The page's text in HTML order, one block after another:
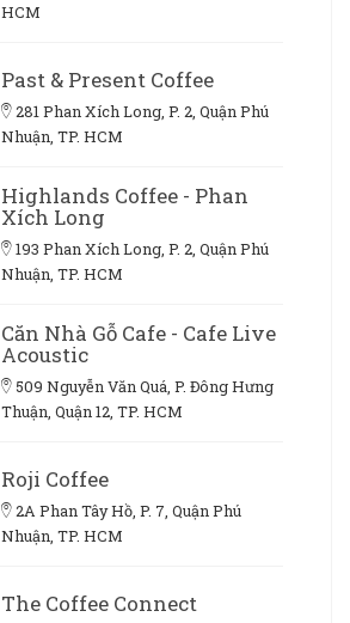
HCM
Past & Present Coffee
281 Phan Xích Long, P. 2, Quận Phú
Nhuận, TP. HCM
Highlands Coffee - Phan
Xích Long
193 Phan Xích Long, P. 2, Quận Phú
Nhuận, TP. HCM
Căn Nhà Gỗ Cafe - Cafe Live
Acoustic
509 Nguyễn Văn Quá, P. Đông Hưng
Thuận, Quận 12, TP. HCM
Roji Coffee
2A Phan Tây Hồ, P. 7, Quận Phú
Nhuận, TP. HCM
The Coffee Connect